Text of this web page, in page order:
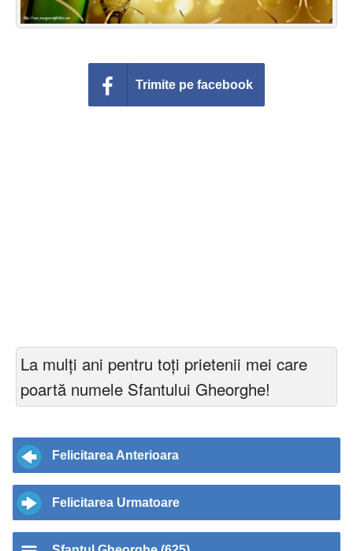
Felicitari animate
Conecteaza-te
Trimite pe facebook
La mulți ani pentru toți prietenii mei care
poartă numele Sfantului Gheorghe!
Felicitarea Anterioara
Felicitarea Urmatoare